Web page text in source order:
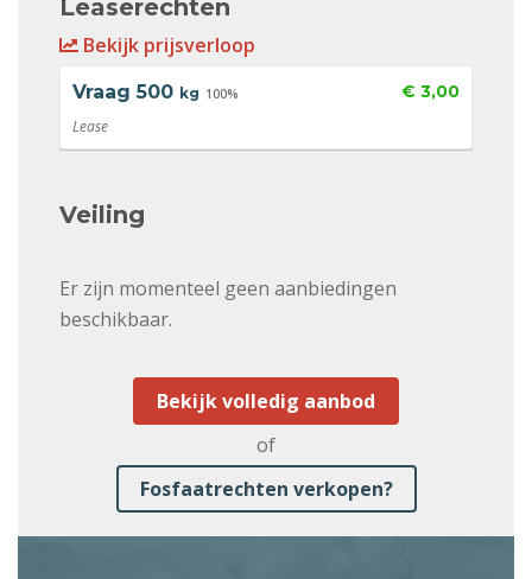
Leaserechten
Bekijk prijsverloop
Vraag 500 kg 100% € 3,00
Lease
Veiling
Er zijn momenteel geen aanbiedingen
beschikbaar.
Bekijk volledig aanbod
of
Fosfaatrechten verkopen?